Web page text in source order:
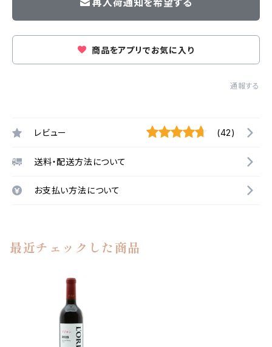
再入荷通知を希望する
商品をアプリでお気に入り
通報する
レビュー (42)
送料・配送方法について
お支払い方法について
最近チェックした商品